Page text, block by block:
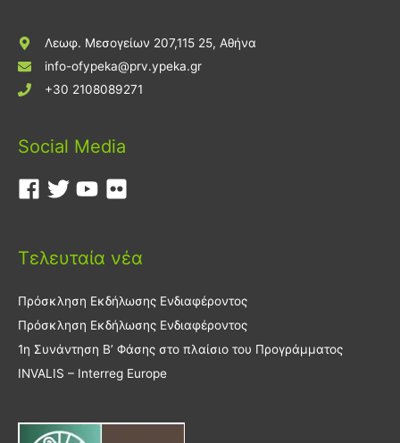
Λεωφ. Μεσογείων 207,115 25, Αθήνα
info-ofypeka@prv.ypeka.gr
+30 2108089271
Social Media
Τελευταία νέα
Πρόσκληση Εκδήλωσης Ενδιαφέροντος
Πρόσκληση Εκδήλωσης Ενδιαφέροντος
1η Συνάντηση Β’ Φάσης στο πλαίσιο του Προγράμματος
INVALIS – Interreg Europe